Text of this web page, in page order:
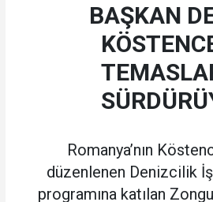
BAŞKAN
Romanya’nın
düzenlenen Denizcilik
programına katılan